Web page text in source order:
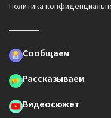
Политика
Сообщаем
Рассказываем
Видеосюжет